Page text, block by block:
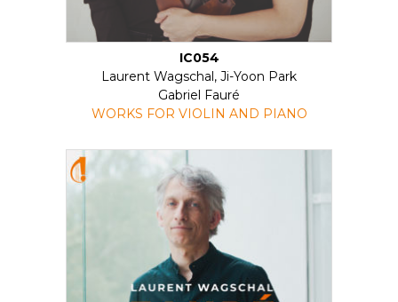
IC054
Laurent Wagschal, Ji-Yoon Park
Gabriel Fauré
WORKS FOR VIOLIN AND PIANO